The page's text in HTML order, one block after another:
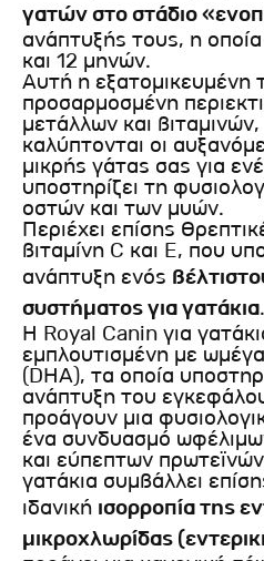
γατών στο στάδιο
ανάπτυξής τους, η
και 12 μηνών.
Αυτή η εξατομικευμένη
προσαρμοσμένη
μετάλλων και
καλύπτονται οι
μικρής γάτας σας για
υποστηρίζει τη
οστών και των μυών.
Περιέχει επίσης
βιταμίνη C και E, που
ανάπτυξη ενός
συστήματος για γατάκια.
Η Royal Canin για
εμπλουτισμένη με
(DHA), τα οποία
ανάπτυξη του
προάγουν μια
ένα συνδυασμό
και εύπεπτων
γατάκια συμβάλλει
ιδανική ισορροπία της
μικροχλωρίδας